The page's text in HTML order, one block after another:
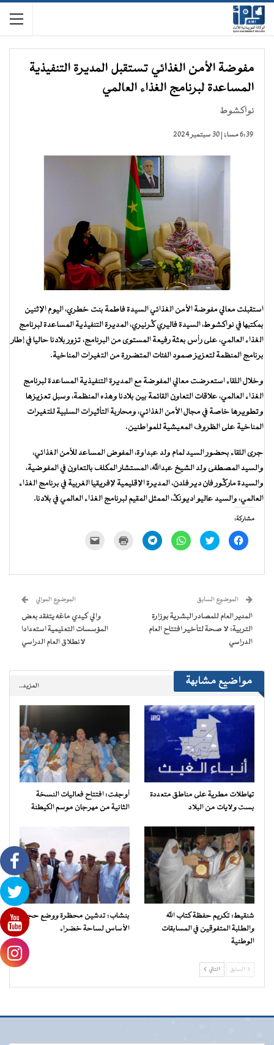
مفوضة الأمن الغذائي تستقبل المديرة التنفيذية
المساعدة لبرنامج الغذاء العالمي
نواكشوط
6:39 مساءً | 30 سبتمبر 2024
استقبلت معالي مفوضة الأمن الغذائي السيدة فاطمة بنت خطري، اليوم الإثنين
بمكتبها في نواكشوط، السيدة فاليري گرنيري، المديرة التنفيذية المساعدة لبرنامج
الغذاء العالمي، على رأس بعثة رفيعة المستوى من البرنامج، تزور بلادنا حاليا في إطار
برنامج المنظمة لتعزيز صمود الفئات المتضررة من التغيرات المناخية.
وخلال اللقاء استعرضت معالي المفوضة مع المديرة التنفيذية المساعدة لبرنامج
الغذاء العالمي، علاقات التعاون القائمة بين بلادنا وهذه المنظمة، وسبل تعزيزها
وتطويرها خاصة في مجال الأمن الغذائي، ومحاربة التأثيرات السلبية للتغيرات
المناخية على الظروف المعيشية للمواطنين.
جرى اللقاء بحضور السيد لمام ولد عبداوة، المفوض المساعد للأمن الغذائي،
والسيد المصطفى ولد الشيخ عبدالله، المستشار المكلف بالتعاون في المفوضية،
والسيدة مارگور فان دير فلدن، المديرة الإقليمية لإفريقيا الغربية في برنامج الغذاء
العالمي، والسيد عاليو اديونگ، الممثل المقيم لبرنامج الغذاء العالمي في بلادنا.
مشاركة:
انقر
للمشاركة
في
اضغط
للمشاركة
في
انقر
للمشاركة
في
انقر
للمشاركة
في
للطباعة
جديدة) الإلكتروني
نافذة
جديدة)
الموضوع السابق
المدير العام للمصادر البشرية بوزارة
التربية: لا صحة لتأخير افتتاح العام
الدراسي
الموضوع الموالي
والي كيدي ماغه يتفقد بعض
المؤسسات التعليمية استعدادا
لانطلاق العام الدراسي
مواضيع مشابهة المزيد..
تهاطلات مطرية على مناطق متعددة
بست ولايات من البلاد
أوجفت: افتتاح فعاليات النسخة
الثانية من مهرجان موسم الكيطنة
شنقيط: تكريم حفظة كتاب الله
والطلبة المتفوقين في المسابقات
الوطنية
بنشاب: تدشين محظرة ووضع حجر
الأساس لساحة خضراء
السابق التالي